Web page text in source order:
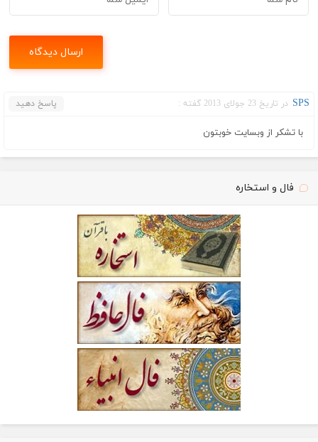
SPS در تاریخ 23 جولای 2013 گفته : پاسخ دهید
با تشکر از وبسایت خوبتون
فال و استخاره